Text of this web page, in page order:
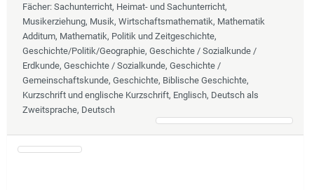
Fächer: Sachunterricht, Heimat- und Sachunterricht,
Musikerziehung, Musik, Wirtschaftsmathematik, Mathematik
Additum, Mathematik, Politik und Zeitgeschichte,
Geschichte/Politik/Geographie, Geschichte / Sozialkunde /
Erdkunde, Geschichte / Sozialkunde, Geschichte /
Gemeinschaftskunde, Geschichte, Biblische Geschichte,
Kurzschrift und englische Kurzschrift, Englisch, Deutsch als
Zweitsprache, Deutsch